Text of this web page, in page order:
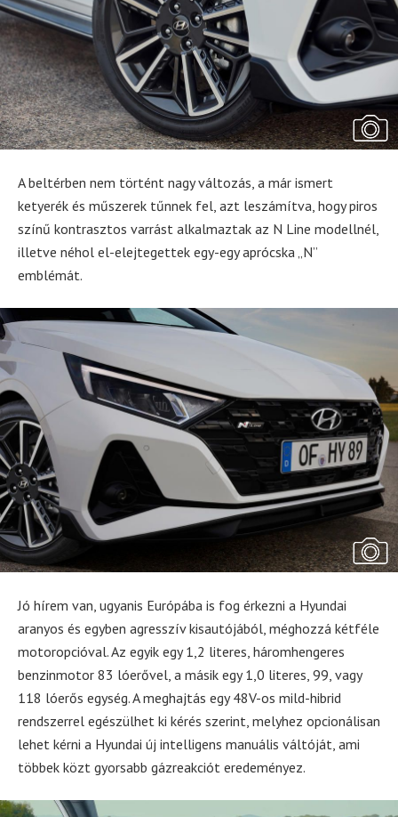
A beltérben nem történt nagy változás, a már ismert
ketyerék és műszerek tűnnek fel, azt leszámítva, hogy piros
színű kontrasztos varrást alkalmaztak az N Line modellnél,
illetve néhol el-elejtegettek egy-egy aprócska „N”
emblémát.
Jó hírem van, ugyanis Európába is fog érkezni a Hyundai
aranyos és egyben agresszív kisautójából, méghozzá kétféle
motoropcióval. Az egyik egy 1,2 literes, háromhengeres
benzinmotor 83 lóerővel, a másik egy 1,0 literes, 99, vagy
118 lóerős egység. A meghajtás egy 48V-os mild-hibrid
rendszerrel egészülhet ki kérés szerint, melyhez opcionálisan
lehet kérni a Hyundai új intelligens manuális váltóját, ami
többek közt gyorsabb gázreakciót eredeményez.